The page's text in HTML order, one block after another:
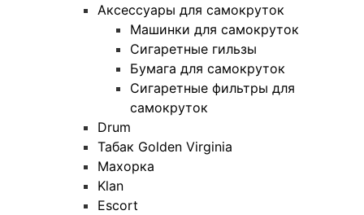
Аксессуары для самокруток
Машинки для самокруток
Сигаретные гильзы
Бумага для самокруток
Сигаретные фильтры для
самокруток
Drum
Табак Golden Virginia
Махорка
Klan
Escort